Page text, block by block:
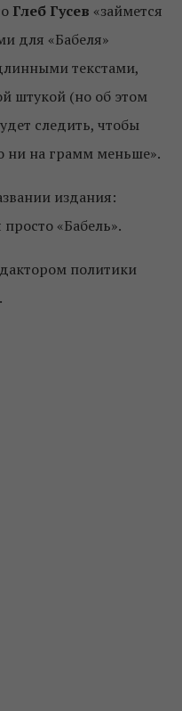
Глеб Гусев «займется
для «Бабеля»
текстами,
штукой (но об этом
следить, чтобы
ни на грамм меньше».
издания:
«Бабель».
политики